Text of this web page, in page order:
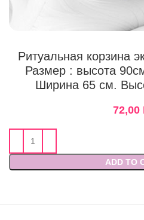
Ритуальная корзина
Размер : высота
Ширина 65 см.
72,00
ADD TO